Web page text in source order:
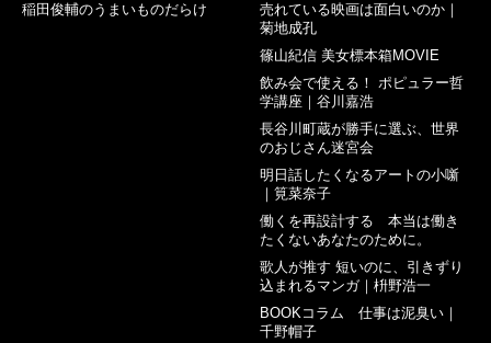
稲田俊輔のうまいものだらけ
売れている映画は面白いのか｜
菊地成孔
篠山紀信 美女標本箱MOVIE
飲み会で使える！ ポピュラー哲
学講座｜谷川嘉浩
長谷川町蔵が勝手に選ぶ、世界
のおじさん迷宮会
明日話したくなるアートの小噺
｜筧菜奈子
働くを再設計する 本当は働き
たくないあなたのために。
歌人が推す 短いのに、引きずり
込まれるマンガ｜枡野浩一
BOOKコラム 仕事は泥臭い｜
千野帽子